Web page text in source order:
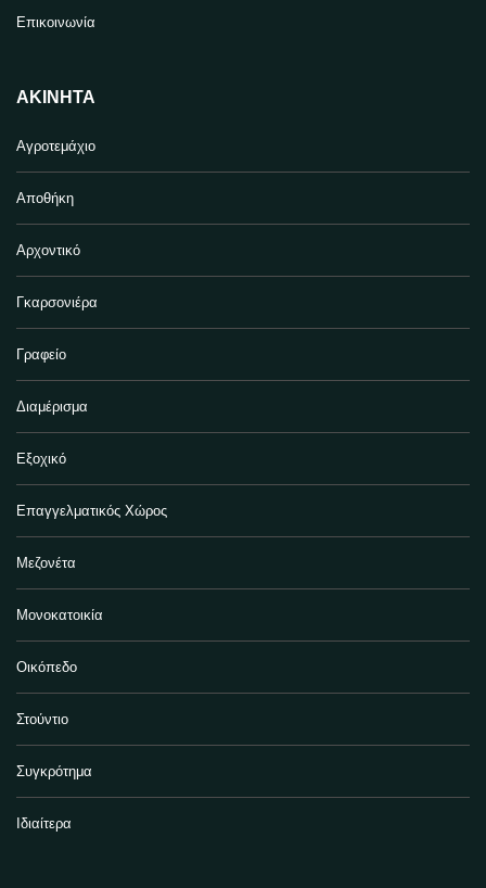
Επικοινωνία
ΑΚΊΝΗΤΑ
Αγροτεμάχιο
Αποθήκη
Αρχοντικό
Γκαρσονιέρα
Γραφείο
Διαμέρισμα
Εξοχικό
Επαγγελματικός Χώρος
Μεζονέτα
Μονοκατοικία
Οικόπεδο
Στούντιο
Συγκρότημα
Ιδιαίτερα